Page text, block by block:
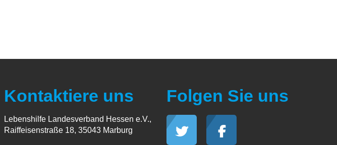
Kontaktiere uns
Lebenshilfe Landesverband Hessen e.V.,
Raiffeisenstraße 18, 35043 Marburg
Folgen Sie uns